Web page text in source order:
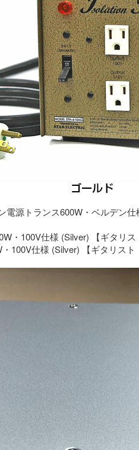
電源トランス600W・ベルデン仕
100V仕様 (Silver) 【ギタリス